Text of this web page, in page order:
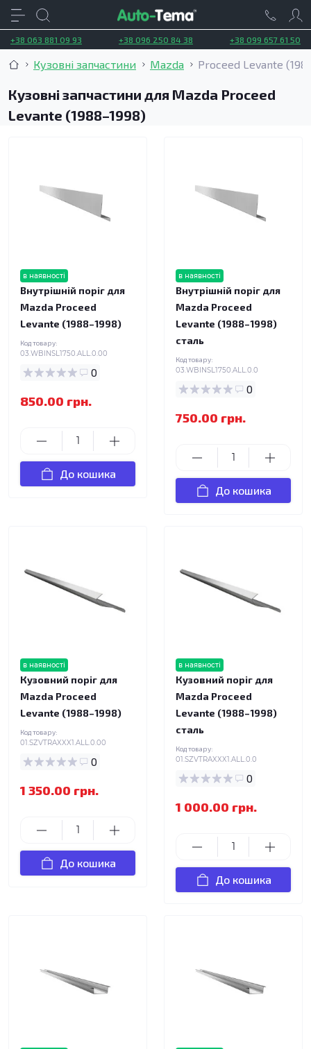
+38 063 881 09 93 +38 096 250 84 38 +38 099 657 61 50
Кузовні запчастини Mazda Proceed Levante
Кузовні запчастини для Mazda Proceed
Levante (1988–1998)
в наявності
Внутрішній поріг для
Mazda Proceed
Levante (1988–1998)
Код товару:
03.WBINSL1750.ALL.0.00
0
850.00 грн.
До кошика
в наявності
Внутрішній поріг для
Mazda Proceed
Levante (1988–1998)
сталь
Код товару:
03.WBINSL1750.ALL.0.0
0
750.00 грн.
До кошика
в наявності
Кузовний поріг для
Mazda Proceed
Levante (1988–1998)
Код товару:
01.SZVTRAXXX1.ALL.0.00
0
1 350.00 грн.
До кошика
в наявності
Кузовний поріг для
Mazda Proceed
Levante (1988–1998)
сталь
Код товару:
01.SZVTRAXXX1.ALL.0.0
0
1 000.00 грн.
До кошика